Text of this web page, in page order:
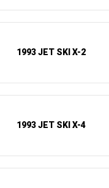
1993 JET SKI X-2
1993 JET SKI X-4